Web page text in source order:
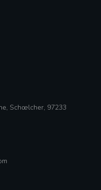
Schœlcher, 97233